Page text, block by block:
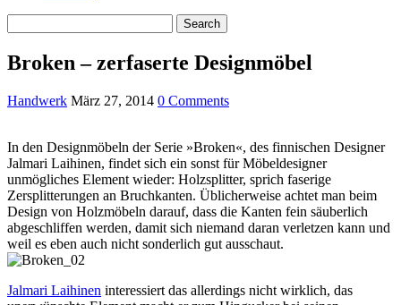
Broken – zerfaserte Designmöbel
Handwerk März 27, 2014 0 Comments
In den Designmöbeln der Serie »Broken«, des finnischen Designer
Jalmari Laihinen, findet sich ein sonst für Möbeldesigner
unmögliches Element wieder: Holzsplitter, sprich faserige
Zersplitterungen an Bruchkanten. Üblicherweise achtet man beim
Design von Holzmöbeln darauf, dass die Kanten fein säuberlich
abgeschliffen werden, damit sich niemand daran verletzen kann und
weil es eben auch nicht sonderlich gut ausschaut.
Jalmari Laihinen interessiert das allerdings nicht wirklich, das